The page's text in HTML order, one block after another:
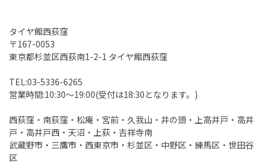
タイヤ館西荻窪
〒167-0053
東京都杉並区西荻南1-2-1 タイヤ館西荻窪
TEL:03-5336-6265
営業時間:10:30〜19:00(受付は18:30となります。)
西荻窪・南荻窪・松庵・宮前・久我山・井の頭・上高井戸・高井
戸・高井戸西・天沼・上荻・吉祥寺南
武蔵野市・三鷹市・西東京市・杉並区・中野区・練馬区・世田谷
区